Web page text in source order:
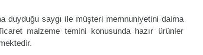
duyduğu saygı ile müşteri memnuniyetini daima
malzeme temini konusunda hazır ürünler